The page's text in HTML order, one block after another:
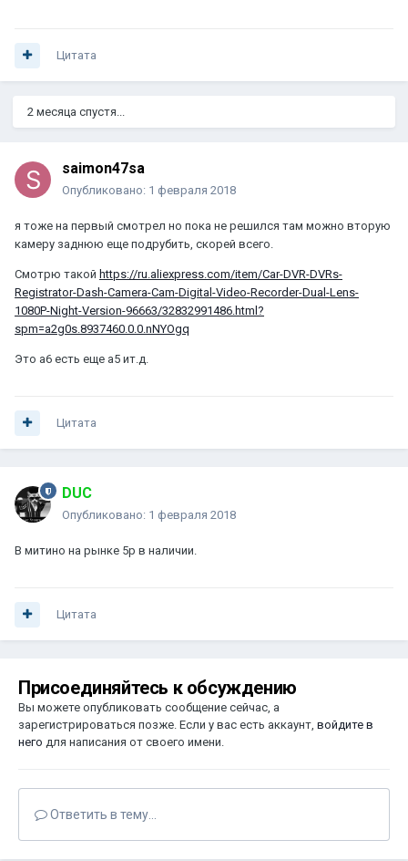
Цитата
2 месяца спустя...
saimon47sa
Опубликовано: 1 февраля 2018
я тоже на первый смотрел но пока не решился там можно вторую
камеру заднюю еще подрубить, скорей всего.
Смотрю такой https://ru.aliexpress.com/item/Car-DVR-DVRs-
Registrator-Dash-Camera-Cam-Digital-Video-Recorder-Dual-Lens-
1080P-Night-Version-96663/32832991486.html?
spm=a2g0s.8937460.0.0.nNYOgq
Это а6 есть еще а5 ит.д.
Цитата
DUC
Опубликовано: 1 февраля 2018
В митино на рынке 5р в наличии.
Цитата
Присоединяйтесь к обсуждению
Вы можете опубликовать сообщение сейчас, а
зарегистрироваться позже. Если у вас есть аккаунт, войдите в
него для написания от своего имени.
Ответить в тему...